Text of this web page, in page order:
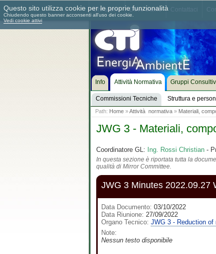
Chi siamo Dove siamo
Info Attività Normativa
Commissioni Tecniche Struttura e
Gruppi
Path: Home»Attività normativa» Materiali,
JWG 3 - Materiali,
Coordinatore GL: Ing. Rossi Christian-
In questa sezione è riportata tutta la
qualità di Mirror Committee.
JWG 3 Minutes 2022.09.27
Data Documento: 03/10/2022
Data Riunione: 27/09/2022
Organo Tecnico: JWG 3 - Reduction of
Note:
Nessun testo disponibile
Questo sito utilizza cookie per le proprie funzionalità
Chiudendo questo banner acconsenti all'uso dei cookie.
Vedi cookie attivi